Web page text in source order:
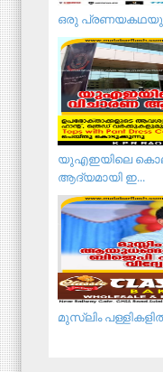
ഒരു
യുഎഇയിലെ
ആദ്യമായി ഇ...
മു​സ്ലിം